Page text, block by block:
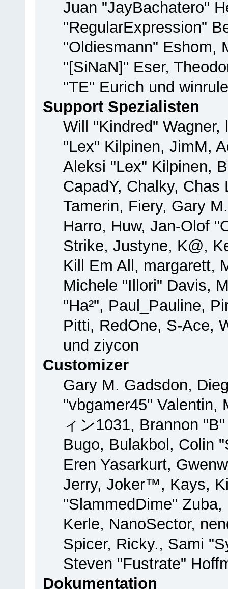
Juan "JayBachatero"
"RegularExpression"
"Oldiesmann" Eshom,
"[SiNaN]" Eser,
"TE" Eurich und
Support Spezialisten
Will "Kindred"
"Lex" Kilpinen, JimM,
Aleksi "Lex" Kilpinen,
CapadY, Chalky,
Tamerin, Fiery, Gary
Harro, Huw, Jan-Olof
Strike, Justyne, K@,
Kill Em All, margarett,
Michele "Illori" Davis,
"Ha²", Paul_Pauline,
Pitti, RedOne, S-Ace,
und ziycon
Customizer
Gary M. Gadsdon,
"vbgamer45"
ィン1031, Brannon
Bugo, Bulakbol, Colin
Eren Yasarkurt,
Jerry, Joker™, Kays,
"SlammedDime"
Kerle, NanoSector,
Spicer, Ricky., Sami
Steven "Fustrate"
Dokumentation